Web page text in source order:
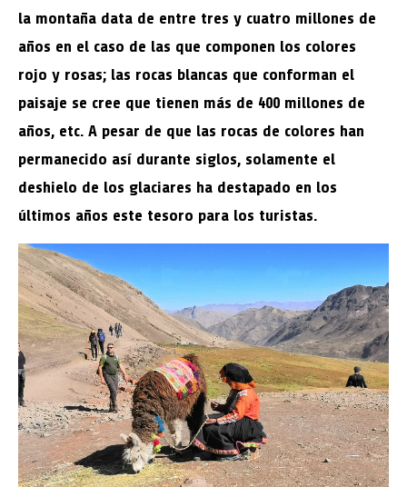
la montaña data de entre tres y cuatro millones de
años en el caso de las que componen los colores
rojo y rosas; las rocas blancas que conforman el
paisaje se cree que tienen más de 400 millones de
años, etc. A pesar de que las rocas de colores han
permanecido así durante siglos, solamente el
deshielo de los glaciares ha destapado en los
últimos años este tesoro para los turistas.